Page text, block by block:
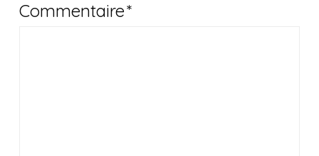
Commentaire*